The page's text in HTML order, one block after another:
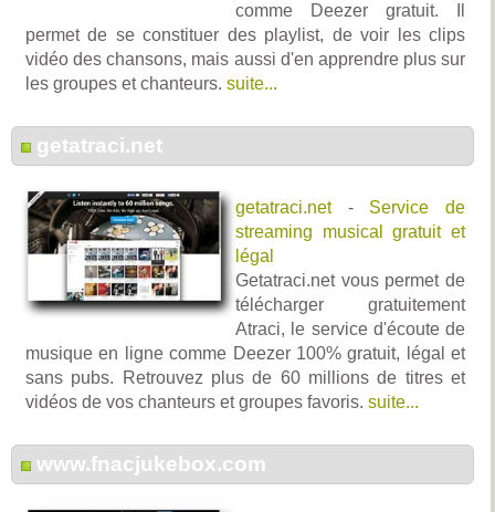
comme Deezer gratuit. Il
permet de se constituer des playlist, de voir les clips
vidéo des chansons, mais aussi d'en apprendre plus sur
les groupes et chanteurs. suite...
getatraci.net
getatraci.net- Service de
streaming musical gratuit et
légal
Getatraci.net vous permet de
télécharger gratuitement
Atraci, le service d'écoute de
musique en ligne comme Deezer 100% gratuit, légal et
sans pubs. Retrouvez plus de 60 millions de titres et
vidéos de vos chanteurs et groupes favoris. suite...
www.fnacjukebox.com